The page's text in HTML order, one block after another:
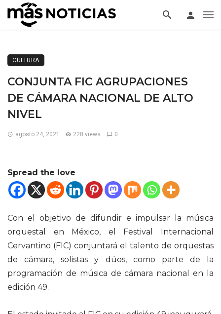
CULTURA
CONJUNTA FIC AGRUPACIONES
DE CÁMARA NACIONAL DE ALTO
NIVEL
agosto 24, 2021 228 views 0
Spread the love
Con el objetivo de difundir e impulsar la música
orquestal en México, el Festival Internacional
Cervantino (FIC) conjuntará el talento de orquestas
de cámara, solistas y dúos, como parte de la
programación de música de cámara nacional en la
edición 49.